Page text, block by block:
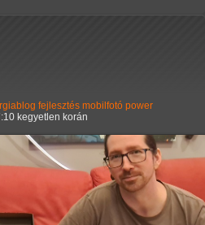
fejlesztés mobilfotó power
kegyetlen korán